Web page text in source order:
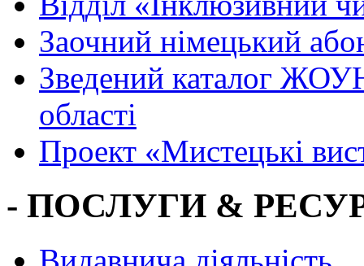
Заочний німецький
Зведений каталог
області
Проект «Мистецькі
- ПОСЛУГИ &